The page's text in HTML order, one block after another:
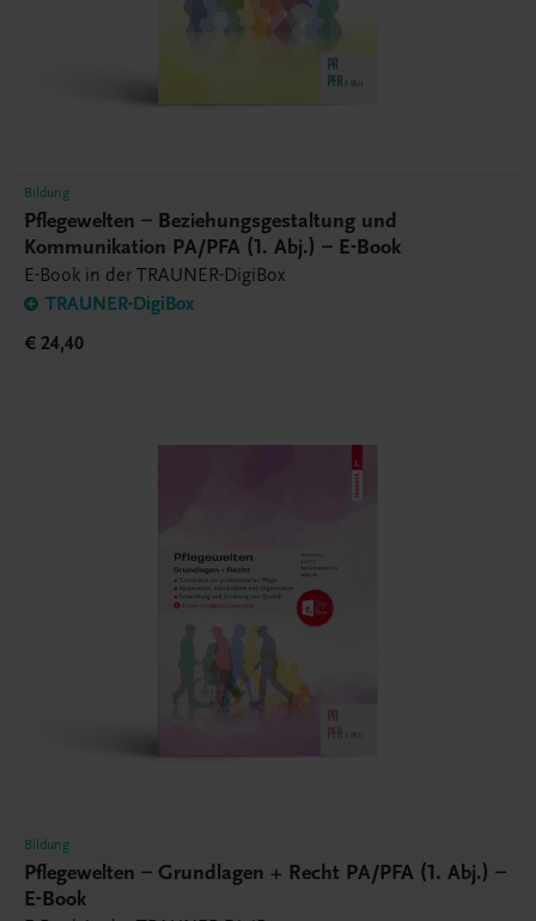
Bildung
Pflegewelten – Beziehungsgestaltung und
Kommunikation PA/PFA (1. Abj.) – E-Book
E-Book in der TRAUNER-DigiBox
TRAUNER-DigiBox
€ 24,40
Bildung
Pflegewelten – Grundlagen + Recht PA/PFA (1. Abj.) –
E-Book